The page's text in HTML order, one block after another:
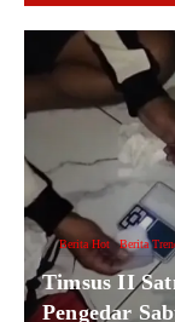
Berita Hot Berita
Timsus II
Pengedar